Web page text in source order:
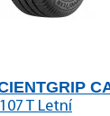
T Letní